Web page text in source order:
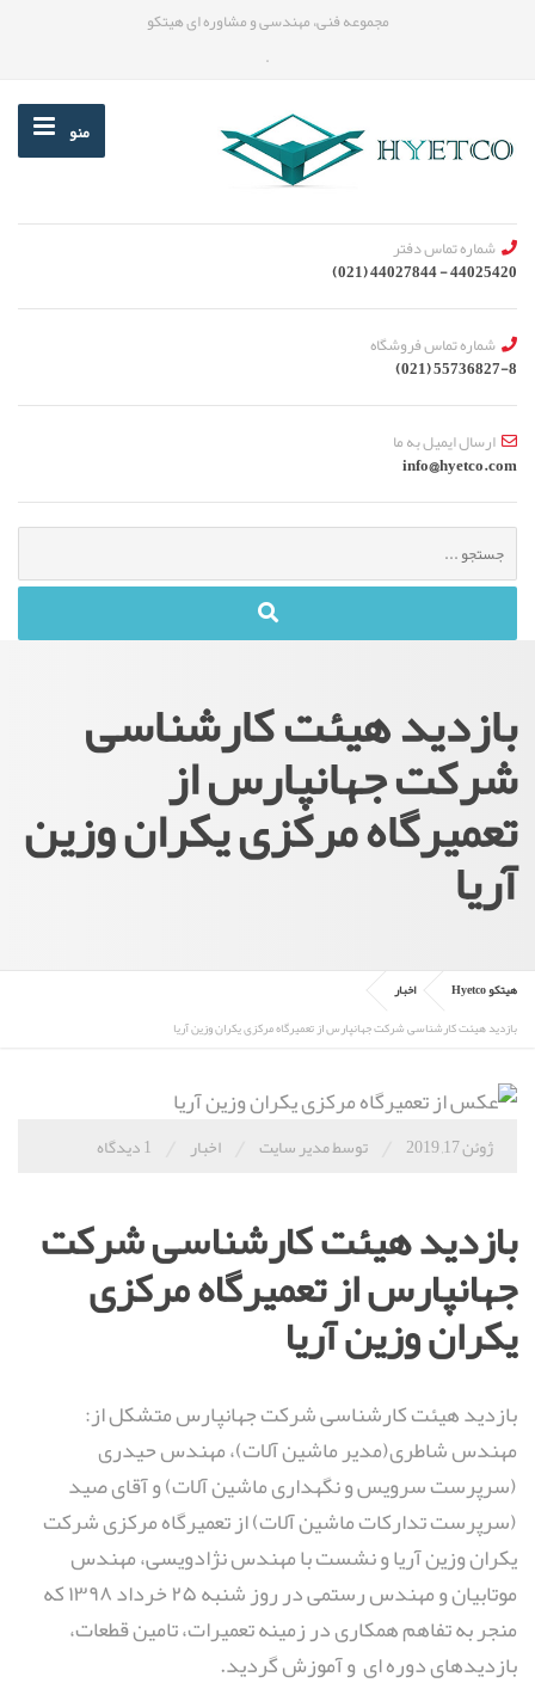
مجموعه فنی، مهندسی و مشاوره ای هیتکو
.
منو
شماره تماس دفتر
44025420 - 44027844 (021)
شماره تماس فروشگاه
55736827-8 (021)
ارسال ایمیل به ما
info@hyetco.com
جستجو
برای
:
بازدید هیئت کارشناسی
شرکت جهانپارس از
تعمیرگاه مرکزی یکران وزین
آریا
هیتکو Hyetco
اخبار
بازدید هیئت کارشناسی شرکت جهانپارس از تعمیرگاه مرکزی یکران وزین آریا
ژوئن 17, 2019 توسط مدیر سایت اخبار 1 دیدگاه
بازدید هیئت کارشناسی شرکت
جهانپارس از تعمیرگاه مرکزی
یکران وزین آریا
بازدید هیئت کارشناسی شرکت جهانپارس متشکل از:
مهندس شاطری(مدیر ماشین آلات)، مهندس حیدری
(سرپرست سرویس و نگهداری ماشین آلات) و آقای صید
(سرپرست تدارکات ماشین آلات) از تعمیرگاه مرکزی شرکت‌
یکران وزین آریا و نشست با مهندس نژادویسی، مهندس
موتابیان و مهندس رستمی در روز شنبه ۲۵ خرداد ۱۳۹۸ که
منجر به تفاهم همکاری در زمینه تعمیرات، تامین قطعات،
بازدیدهای دوره ای و آموزش گردید.